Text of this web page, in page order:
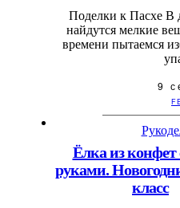
Поделки к Пасхе В
найдутся мелкие
времени пытаемся
9
Ёлка из
руками.
класс